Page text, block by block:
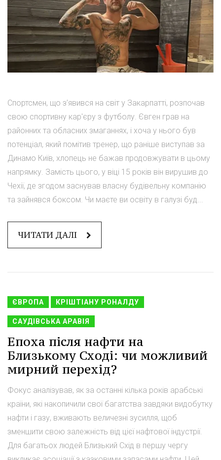
Спортсмен, що з’явився на світ у Закарпатті, розпочав
свою спортивну кар'єру з футболу. Євген грав на
районних та обласних змаганнях, і хоча у нього був
потенціал, який помітив тренер, що раніше виступав за
Динамо Київ, хлопець не бажав продовжувати в цьому
напрямку. Замість цього, у віці 15 років він вирушив до
Чехії, де згодом заснував власну будівельну компанію
та зайнявся боксом. Чи маєте ви освіту в галузі буд...
ЧИТАТИ ДАЛІ
ЄВРОПА КРІШТІАНУ РОНАЛДУ
САУДІВСЬКА АРАВІЯ
Епоха після нафти на
Близькому Сході: чи можливий
мирний перехід?
Фокус аналізував, як за останні кілька років арабські
країни, які накопичили свої багатства завдяки видобутку
нафти і газу, вживають величезні зусилля, щоб
зменшити свою залежність від цієї нафтової індустрії.
Для багатьох людей Близький Схід в першу чергу